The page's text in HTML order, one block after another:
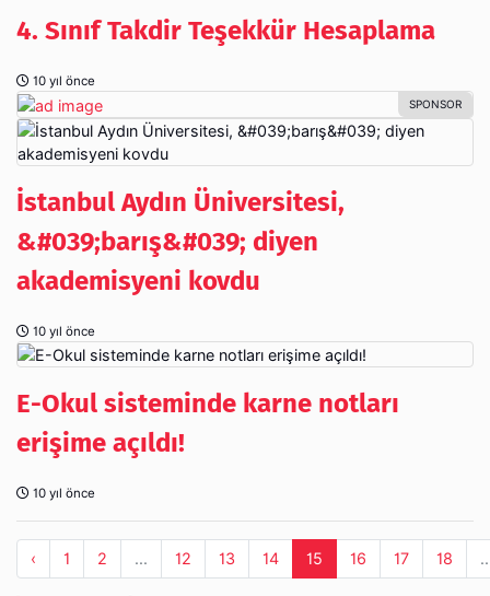
4. Sınıf Takdir Teşekkür Hesaplama
10 yıl önce
İstanbul Aydın Üniversitesi,
&#039;barış&#039; diyen
akademisyeni kovdu
10 yıl önce
E-Okul sisteminde karne notları
erişime açıldı!
10 yıl önce
‹ 1 2 ... 12 13 14 15 16 17 18